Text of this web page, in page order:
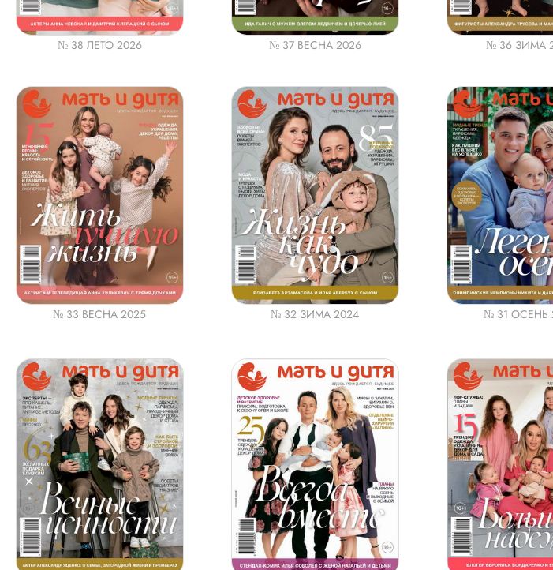
№ 38 ЛЕТО 2026 № 37 ВЕСНА 2026 № 36 ЗИМА
№ 33 ВЕСНА 2025 № 32 ЗИМА 2024 № 31 ОСЕНЬ